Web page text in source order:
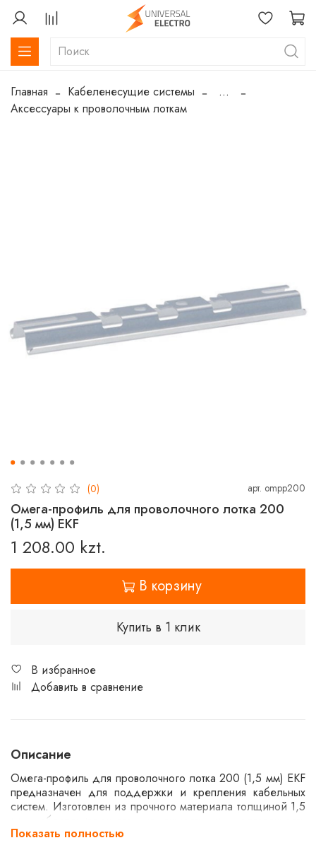
Главная Кабеленесущие системы
...
Аксессуары к проволочным лоткам
(0) арт. ompp200
Омега-профиль для проволочного лотка 200
(1,5 мм) EKF
1 208.00 kzt.
В корзину
Купить в 1 клик
В избранное
Добавить в сравнение
Описание
Омега-профиль для проволочного лотка 200 (1,5 мм) EKF
предназначен для поддержки и крепления кабельных
систем. Изготовлен из прочного материала толщиной 1,5
мм, обеспечивающего надежность и долговечность
конструкции. Используется в различных промышленных и
Показать полностью